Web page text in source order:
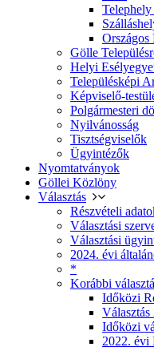
Gölle
Helyi
Településképi
Képviselő-
Polgármesteri
Nyilvánosság
Tisztségviselők
Ügyintézők
Nyomtatványok
Göllei Közlöny
Választás
Részvételi
Választási
Választási
2024. évi
*
Korábbi
Időközi
Választás
Időközi
2022. évi